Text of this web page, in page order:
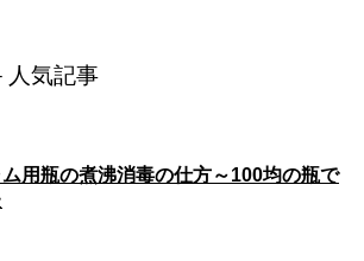
人気記事
用瓶の煮沸消毒の仕方～100均の瓶で